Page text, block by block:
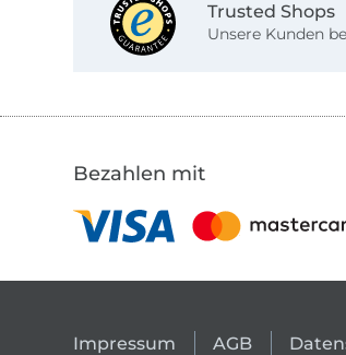
Trusted Shops
Unsere Kunden
Bezahlen mit
Impressum AGB